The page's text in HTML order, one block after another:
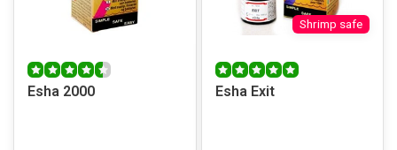
Esha 2000
Shrimp safe
Esha Exit